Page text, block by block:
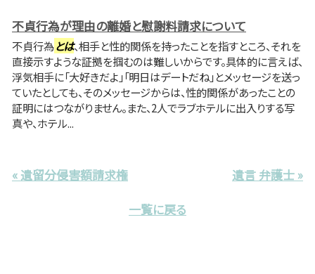
不貞行為が理由の離婚と慰謝料請求について
不貞行為とは、相手と性的関係を持ったことを指すところ、それを
直接示すような証拠を掴むのは難しいからです。具体的に言えば、
浮気相手に「大好きだよ」「明日はデートだね」とメッセージを送っ
ていたとしても、そのメッセージからは、性的関係があったことの
証明にはつながりません。また、2人でラブホテルに出入りする写
真や、ホテル...
« 遺留分侵害額請求権
遺言 弁護士 »
一覧に戻る